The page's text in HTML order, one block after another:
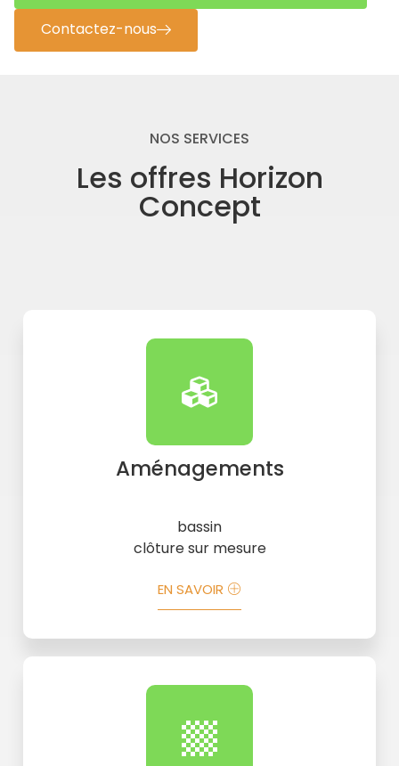
Contactez-nous
NOS SERVICES
Les offres Horizon
Concept
Aménagements
bassin
clôture sur mesure
EN SAVOIR